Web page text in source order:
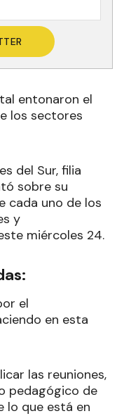
entonaron el
los sectores
del Sur, filia
sobre su
cada uno de los
y
miércoles 24.
el
en esta
las reuniones,
pedagógico de
lo que está en